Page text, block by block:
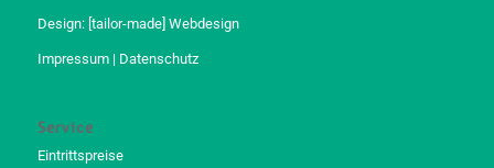
Design: [tailor-made] Webdesign
Impressum| Datenschutz
Service
Eintrittspreise